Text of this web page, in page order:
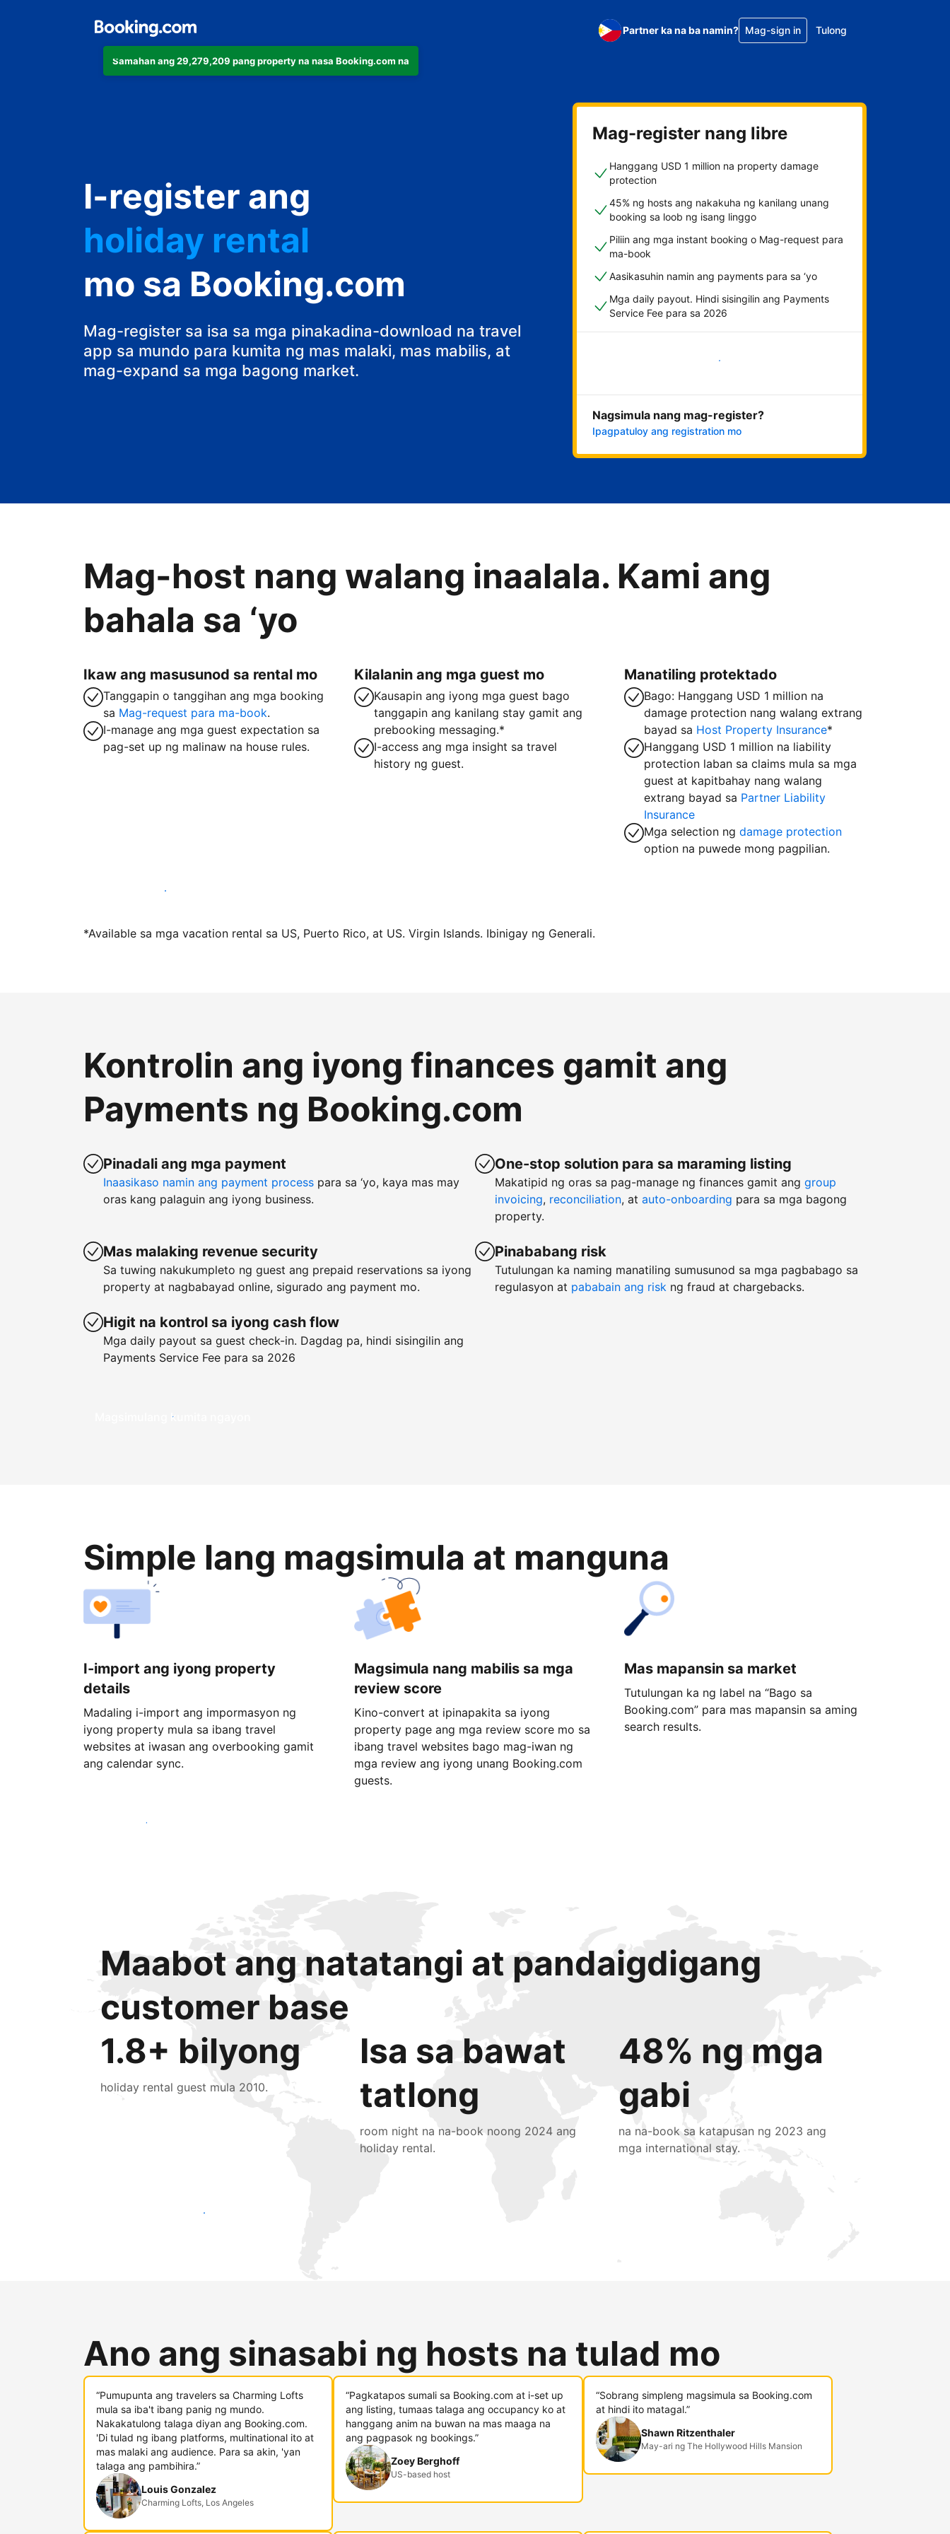
Samahan ang 29,279,209 pang property na nasa Booking.com na
Partner ka na ba namin? Mag-sign in Tulong
I-register ang
hotel
holiday rental
guest house
bed and breakfast
mo sa Booking.com
Mag-register sa isa sa mga pinakadina-download na travel
app sa mundo para kumita ng mas malaki, mas mabilis, at
mag-expand sa mga bagong market.
Mag-register nang libre
Hanggang USD 1 million na property damage
protection
45% ng hosts ang nakakuha ng kanilang unang
booking sa loob ng isang linggo
Piliin ang mga instant booking o Mag-request para
ma-book
Aasikasuhin namin ang payments para sa ‘yo
Mga daily payout. Hindi sisingilin ang Payments
Service Fee para sa 2026
Magsimula na
Nagsimula nang mag-register?
Ipagpatuloy ang registration mo
Mag-host nang walang inaalala. Kami ang
bahala sa ‘yo
Ikaw ang masusunod sa rental mo
Tanggapin o tanggihan ang mga booking
sa Mag-request para ma-book.
I-manage ang mga guest expectation sa
pag-set up ng malinaw na house rules.
Kilalanin ang mga guest mo
Kausapin ang iyong mga guest bago
tanggapin ang kanilang stay gamit ang
prebooking messaging.*
I-access ang mga insight sa travel
history ng guest.
Manatiling protektado
Bago: Hanggang USD 1 million na
damage protection nang walang extrang
bayad sa Host Property Insurance*
Hanggang USD 1 million na liability
protection laban sa claims mula sa mga
guest at kapitbahay nang walang
extrang bayad sa Partner Liability
Insurance
Mga selection ngdamage protection
option na puwede mong pagpilian.
Mag-host sa amin ngayon
*Available sa mga vacation rental sa US, Puerto Rico, at US. Virgin Islands. Ibinigay ng Generali.
Kontrolin ang iyong finances gamit ang
Payments ng Booking.com
Pinadali ang mga payment
Inaasikaso namin ang payment process para sa ‘yo, kaya mas may
oras kang palaguin ang iyong business.
Mas malaking revenue security
Sa tuwing nakukumpleto ng guest ang prepaid reservations sa iyong
property at nagbabayad online, sigurado ang payment mo.
Higit na kontrol sa iyong cash flow
Mga daily payout sa guest check-in. Dagdag pa, hindi sisingilin ang
Payments Service Fee para sa 2026
One-stop solution para sa maraming listing
Makatipid ng oras sa pag-manage ng finances gamit ang group
invoicing, reconciliation, at auto-onboarding para sa mga bagong
property.
Pinababang risk
Tutulungan ka naming manatiling sumusunod sa mga pagbabago sa
regulasyon at pababain ang risk ng fraud at chargebacks.
Magsimulang kumita ngayon
Simple lang magsimula at manguna
I-import ang iyong property
details
Madaling i-import ang impormasyon ng
iyong property mula sa ibang travel
websites at iwasan ang overbooking gamit
ang calendar sync.
Magsimula nang mabilis sa mga
review score
Kino-convert at ipinapakita sa iyong
property page ang mga review score mo sa
ibang travel websites bago mag-iwan ng
mga review ang iyong unang Booking.com
guests.
Mas mapansin sa market
Tutulungan ka ng label na “Bago sa
Booking.com” para mas mapansin sa aming
search results.
Magsimula ngayon
Maabot ang natatangi at pandaigdigang
customer base
1.8+ bilyong
holiday rental guest mula 2010.
Isa sa bawat
tatlong
room night na na-book noong 2024 ang
holiday rental.
48% ng mga
gabi
na na-book sa katapusan ng 2023 ang
mga international stay.
Makaabot ng mga bagong guest ngayon
Ano ang sinasabi ng hosts na tulad mo
“Pumupunta ang travelers sa Charming Lofts
mula sa iba't ibang panig ng mundo.
Nakakatulong talaga diyan ang Booking.com.
'Di tulad ng ibang platforms, multinational ito at
mas malaki ang audience. Para sa akin, 'yan
talaga ang pambihira.”
Louis Gonzalez
Charming Lofts, Los Angeles
“Pagkatapos sumali sa Booking.com at i-set up
ang listing, tumaas talaga ang occupancy ko at
hanggang anim na buwan na mas maaga na
ang pagpasok ng bookings.”
Zoey Berghoff
US-based host
“Sobrang simpleng magsimula sa Booking.com
at hindi ito matagal.”
Shawn Ritzenthaler
May-ari ng The Hollywood Hills Mansion